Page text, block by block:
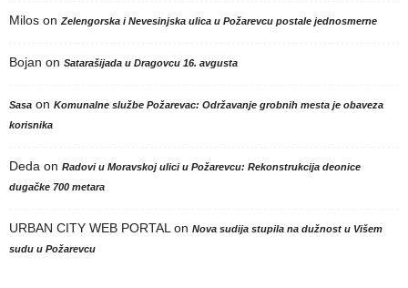
Milos on Zelengorska i Nevesinjska ulica u Požarevcu postale jednosmerne
Bojan on Satarašijada u Dragovcu 16. avgusta
Sasa on Komunalne službe Požarevac: Održavanje grobnih mesta je obaveza
korisnika
Deda on Radovi u Moravskoj ulici u Požarevcu: Rekonstrukcija deonice
dugačke 700 metara
URBAN CITY WEB PORTAL on Nova sudija stupila na dužnost u Višem
sudu u Požarevcu